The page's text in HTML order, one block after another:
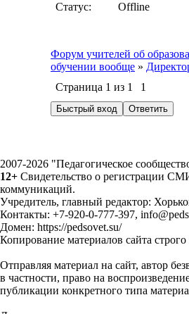
Статус:
Offline
Форум учителей об
обучении вообще »
Страница 1 из 1
1
2007-2026 "Педагогическое
12+ Свидетельство о регистрации
коммуникаций.
Учредитель, главный редактор:
Контакты: +7-920-0-777-397,
Домен: https://pedsovet.su/
Копирование материалов сайта строго
Отправляя материал на сайт, автор
в частности, право на
публикации конкретного типа